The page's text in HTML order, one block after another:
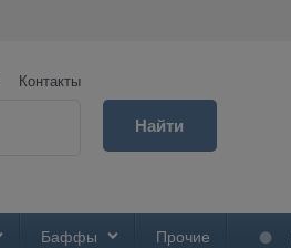
Контакты
Найти
Баффы Прочие